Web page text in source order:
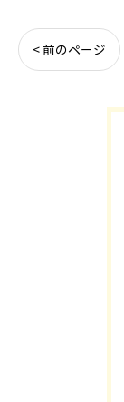
< 前のページ